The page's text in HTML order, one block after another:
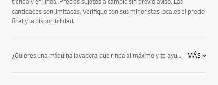
cantidades son limitadas. Verifique con sus minoristas locales el precio
final y la disponibilidad.
¿Quieres una máquina lavadora que rinda al máximo y te ayude a ahorrar? ¿O buscas una que posea un diseño cómodo y resistente? ¿Te gustaría que tuviera un tambor de acero inoxidable, que garantizara su larga vida útil? O, mejor aun: ¿crees poder encontrar todas estas respuestas en un solo producto?Revisa ya nuestro catálogo, porque allí te está esperando lo que tanto necesitas: una lavadora de carga superior LG.Sorpréndete con la innovación de nuestra tecnología, disfruta de tu día gracias a la reducción de tiempos en el proceso de lavado y secado y, además ¡gasta menos! También puedes revisar nuestro catalogo de lavadoras para ver todas las facilidades y diseños exclusivos que ofrecen. MÁS